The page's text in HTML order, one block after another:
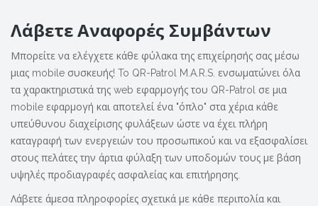
Λάβετε Αναφορές Συμβάντων
Μπορείτε να ελέγχετε κάθε φύλακα της επιχείρησής σας μέσω
μιας mobile συσκευής! To QR-Patrol M.A.R.S. ενσωματώνει όλα
τα χαρακτηριστικά της web εφαρμογής του QR-Patrol σε μια
mobile εφαρμογή και αποτελεί ένα "όπλο" στα χέρια κάθε
υπεύθυνου διαχείρισης φυλάξεων ώστε να έχει πλήρη
καταγραφή των ενεργειών του προσωπικού και να εξασφαλίσει
στους πελάτες την άρτια φύλαξη των υποδομών τους με βάση
υψηλές προδιαγραφές ασφαλείας και επιτήρησης.
Λάβετε άμεσα πληροφορίες σχετικά με κάθε περιπολία και